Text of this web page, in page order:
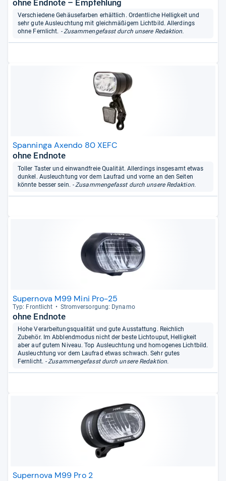
ohne Endnote – Empfehlung
Verschiedene Gehäusefarben erhältlich. Ordentliche Helligkeit und
sehr gute Ausleuchtung mit gleichmäßigem Lichtbild. Allerdings
ohne Fernlicht. - Zusammengefasst durch unsere Redaktion.
Spanninga Axendo 80 XEFC
ohne Endnote
Toller Taster und einwandfreie Qualität. Allerdings insgesamt etwas
dunkel. Ausleuchtung vor dem Laufrad und vorne an den Seiten
könnte besser sein. - Zusammengefasst durch unsere Redaktion.
Supernova M99 Mini Pro-25
Typ: Front­licht Strom­ver­sor­gung: Dynamo
ohne Endnote
Hohe Verarbeitungsqualität und gute Ausstattung. Reichlich
Zubehör. Im Abblendmodus nicht der beste Lichtouput, Helligkeit
aber auf gutem Niveau. Top Ausleuchtung und homogenes Lichtbild.
Ausleuchtung vor dem Laufrad etwas schwach. Sehr gutes
Fernlicht. - Zusammengefasst durch unsere Redaktion.
Supernova M99 Pro 2